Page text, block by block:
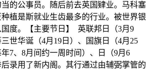
的公事员。随后前去英国肄业。马科塞
植是斯就业生齿最多的行业。被世界银
度。【主要节日】 英联邦日（3月9
世华诞（4月19日）、国旗日（4月25
7、8月间约一周时间）、日（9月6
录用了新内阁。其行通过由辅弼掌管的